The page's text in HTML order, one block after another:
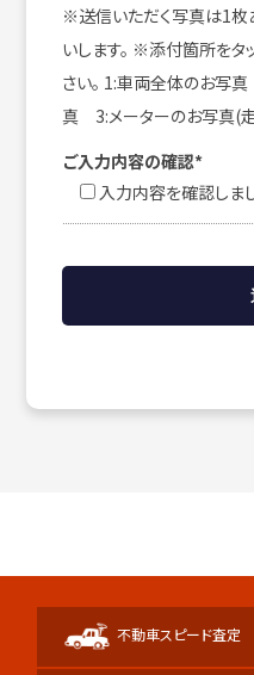
※送信いただく写真は1枚
いします。 ※添付箇所をタ
さい。 1:車両全体のお写
真 3:メーターのお写真(
ご入力内容の確認*
入力内容を確認しま
不動車スピード査定